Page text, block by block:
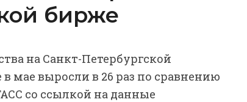
бирже
на Санкт-Петербургской
мае выросли в 26 раз по сравнению
со ссылкой на данные